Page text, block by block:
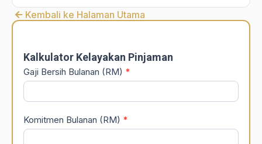
Kembali ke Halaman Utama
Kalkulator Kelayakan Pinjaman
Gaji Bersih Bulanan (RM) *
Komitmen Bulanan (RM) *